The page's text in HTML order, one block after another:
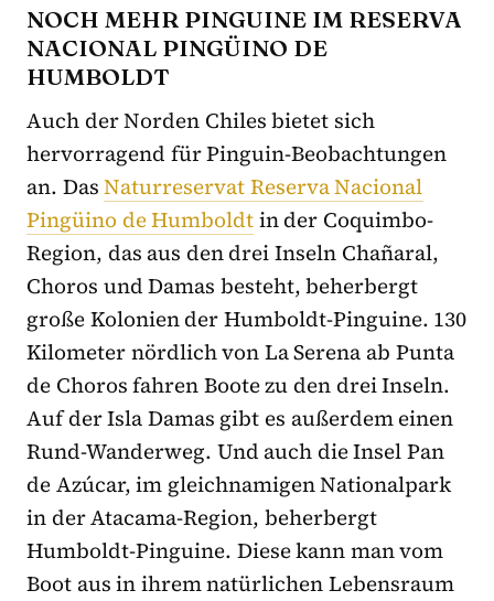
NOCH MEHR PINGUINE IM RESERVA
NACIONAL PINGÜINO DE
HUMBOLDT
Auch der Norden Chiles bietet sich
hervorragend für Pinguin-Beobachtungen
an. DasNaturreservat Reserva Nacional
Pingüino de Humboldtin der Coquimbo-
Region, das aus den drei Inseln Chañaral,
Choros und Damas besteht, beherbergt
große Kolonien der Humboldt-Pinguine. 130
Kilometer nördlich von La Serena ab Punta
de Choros fahren Boote zu den drei Inseln.
Auf der Isla Damas gibt es außerdem einen
Rund-Wanderweg. Und auch die Insel Pan
de Azúcar, im gleichnamigen Nationalpark
in der Atacama-Region, beherbergt
Humboldt-Pinguine. Diese kann man vom
Boot aus in ihrem natürlichen Lebensraum